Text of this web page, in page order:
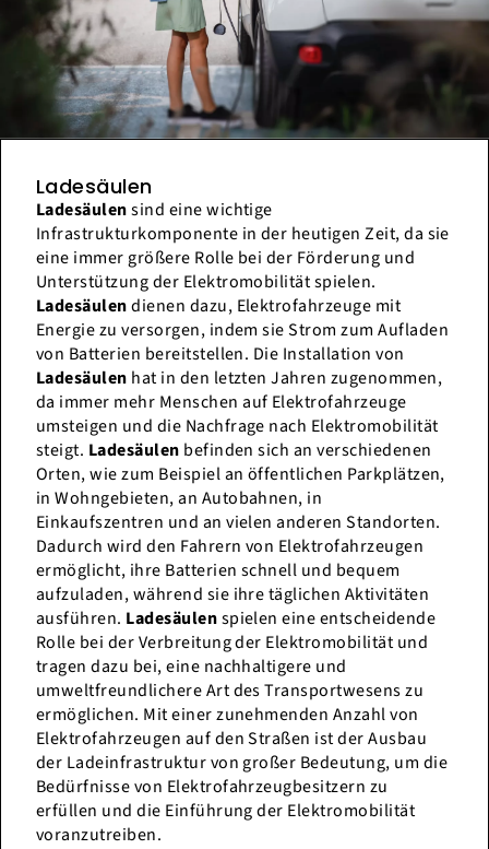
Ladesäulen
Ladesäulensind eine wichtige
Infrastrukturkomponente in der heutigen Zeit, da sie
eine immer größere Rolle bei der Förderung und
Unterstützung der Elektromobilität spielen.
Ladesäulendienen dazu, Elektrofahrzeuge mit
Energie zu versorgen, indem sie Strom zum Aufladen
von Batterien bereitstellen. Die Installation von
Ladesäulen hat in den letzten Jahren zugenommen,
da immer mehr Menschen auf Elektrofahrzeuge
umsteigen und die Nachfrage nach Elektromobilität
steigt. Ladesäulen befinden sich an verschiedenen
Orten, wie zum Beispiel an öffentlichen Parkplätzen,
in Wohngebieten, an Autobahnen, in
Einkaufszentren und an vielen anderen Standorten.
Dadurch wird den Fahrern von Elektrofahrzeugen
ermöglicht, ihre Batterien schnell und bequem
aufzuladen, während sie ihre täglichen Aktivitäten
ausführen. Ladesäulenspielen eine entscheidende
Rolle bei der Verbreitung der Elektromobilität und
tragen dazu bei, eine nachhaltigere und
umweltfreundlichere Art des Transportwesens zu
ermöglichen. Mit einer zunehmenden Anzahl von
Elektrofahrzeugen auf den Straßen ist der Ausbau
der Ladeinfrastruktur von großer Bedeutung, um die
Bedürfnisse von Elektrofahrzeugbesitzern zu
erfüllen und die Einführung der Elektromobilität
voranzutreiben.